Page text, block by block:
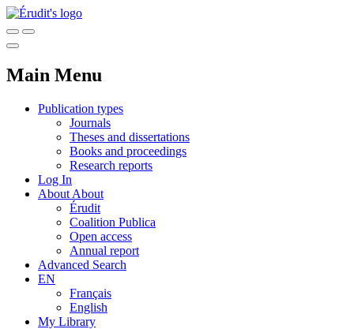
Main Menu
Publication types
Journals
Theses and dissertations
Books and proceedings
Research reports
Log In
About About
Érudit
Coalition Publica
Open access
Annual report
Advanced Search
EN
Français
English
My Library